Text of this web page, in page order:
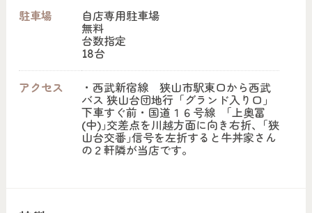
駐車場
自店専用駐車場
無料
台数指定
18台
アクセス
・西武新宿線 狭山市駅東口から西武
バス 狭山台団地行「グランド入り口」
下車すぐ前・国道１６号線 ｢上奥冨
(中)｣交差点を川越方面に向き右折、｢狭
山台交番｣信号を左折すると牛丼家さん
の２軒隣が当店です。